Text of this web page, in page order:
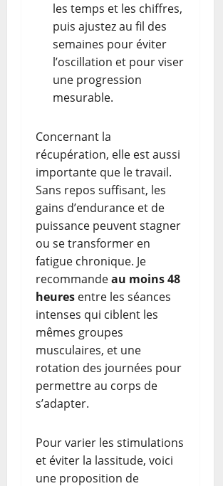
les temps et les chiffres,
puis ajustez au fil des
semaines pour éviter
l’oscillation et pour viser
une progression
mesurable.
Concernant la
récupération, elle est aussi
importante que le travail.
Sans repos suffisant, les
gains d’endurance et de
puissance peuvent stagner
ou se transformer en
fatigue chronique. Je
recommandeau moins 48
heures entre les séances
intenses qui ciblent les
mêmes groupes
musculaires, et une
rotation des journées pour
permettre au corps de
s’adapter.
Pour varier les stimulations
et éviter la lassitude, voici
une proposition de